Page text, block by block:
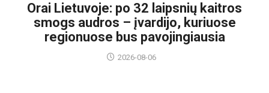
Orai Lietuvoje: po 32 laipsnių kaitros
smogs audros – įvardijo, kuriuose
regionuose bus pavojingiausia
2026-08-06